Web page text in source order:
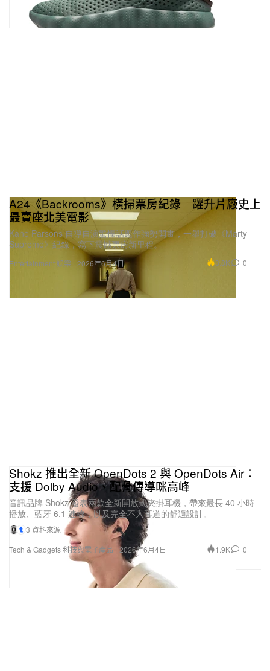
Entertainment 娛樂
A24《Backrooms》橫掃票房紀錄 躍升片廠史上
最賣座北美電影
Kane Parsons 自導自演驚慄話題作強勢開畫，一舉打破《Marty
Supreme》紀錄，寫下震撼票房新里程。
2026年6月4日 3.8K 0
Tech & Gadgets 科技與電子產品
Shokz 推出全新 OpenDots 2 與 OpenDots Air：
支援 Dolby Audio、配骨傳導咪高峰
音訊品牌 Shokz 發表兩款全新開放式夾掛耳機，帶來最長 40 小時
播放、藍牙 6.1 連線，以及完全不入耳道的舒適設計。
3 資料來源
2026年6月4日
1.9K 0